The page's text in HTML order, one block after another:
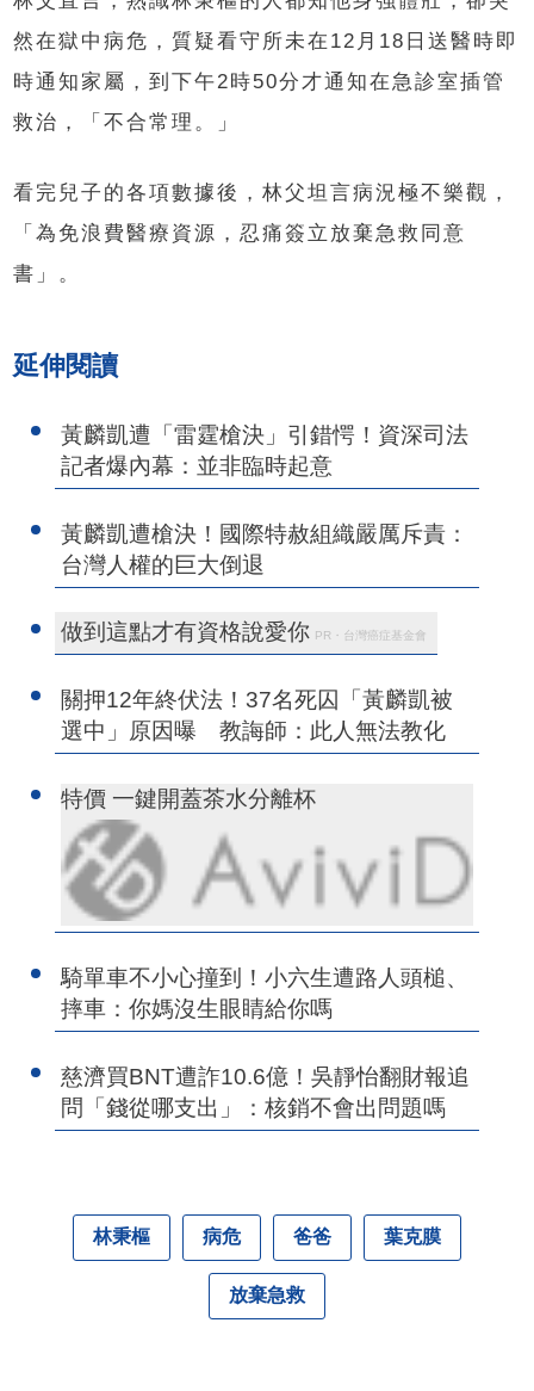
然在獄中病危，質疑看守所未在12月18日送醫時即
時通知家屬，到下午2時50分才通知在急診室插管
救治，「不合常理。」
看完兒子的各項數據後，林父坦言病況極不樂觀，
「為免浪費醫療資源，忍痛簽立放棄急救同意
書」。
延伸閱讀
黃麟凱遭「雷霆槍決」引錯愕！資深司法
記者爆內幕：並非臨時起意
黃麟凱遭槍決！國際特赦組織嚴厲斥責：
台灣人權的巨大倒退
做到這點才有資格說愛你 PR・台灣癌症基金會
關押12年終伏法！37名死囚「黃麟凱被
選中」原因曝 教誨師：此人無法教化
特價 一鍵開蓋茶水分離杯
騎單車不小心撞到！小六生遭路人頭槌、
摔車：你媽沒生眼睛給你嗎
慈濟買BNT遭詐10.6億！吳靜怡翻財報追
問「錢從哪支出」：核銷不會出問題嗎
林秉樞 病危 爸爸 葉克膜
放棄急救